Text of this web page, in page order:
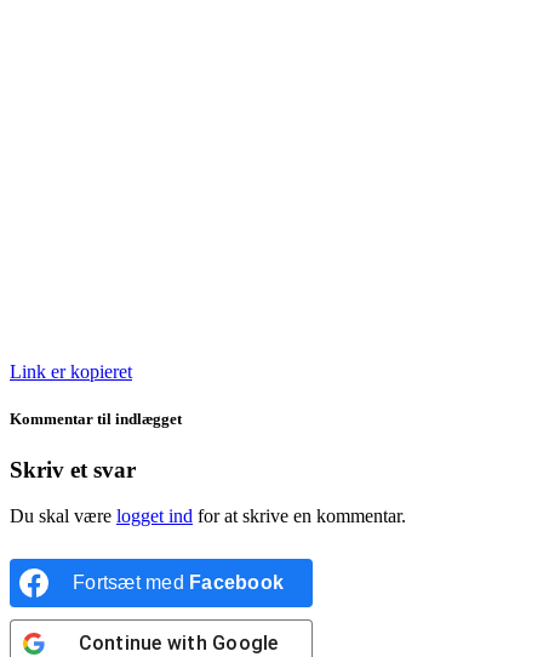
Link er kopieret
Kommentar til indlægget
Skriv et svar
Du skal være logget ind for at skrive en kommentar.
Fortsæt med Facebook
Continue with Google